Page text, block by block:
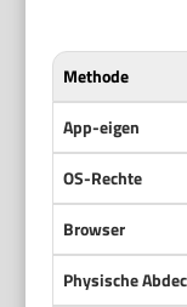
Methode
App-eigen
OS-Rechte
Browser
Physische